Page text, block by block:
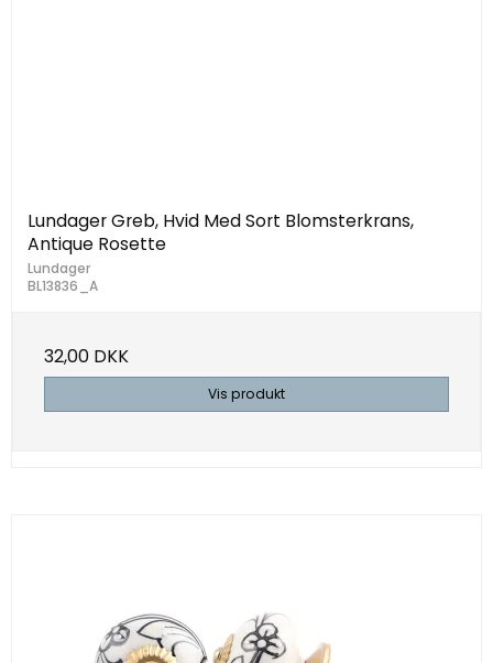
Lundager Greb, Hvid Med Sort Blomsterkrans,
Antique Rosette
Lundager
BL13836_A
32,00 DKK
Vis produkt